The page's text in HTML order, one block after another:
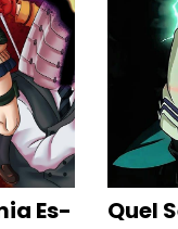
Es-
Quel